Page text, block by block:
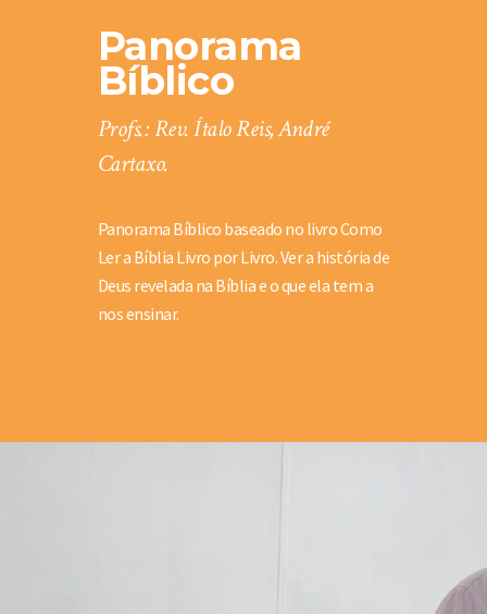
Panorama
Bíblico
Profs.: Rev. Ítalo Reis, André
Cartaxo.
Panorama Bíblico baseado no livro Como
Ler a Bíblia Livro por Livro. Ver a história de
Deus revelada na Bíblia e o que ela tem a
nos ensinar.